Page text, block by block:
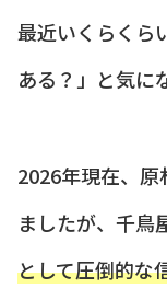
最近いくらくら
ある？」と気に
2026年現在、
ましたが、千鳥
として圧倒的な